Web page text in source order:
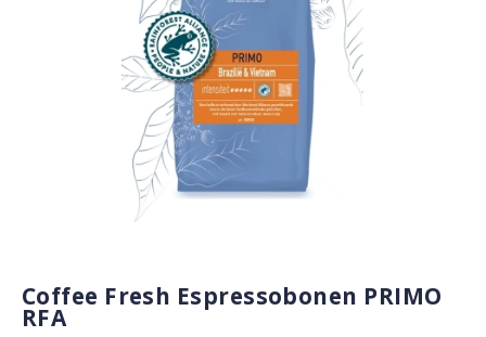
Coffee Fresh Espressobonen PRIMO
RFA